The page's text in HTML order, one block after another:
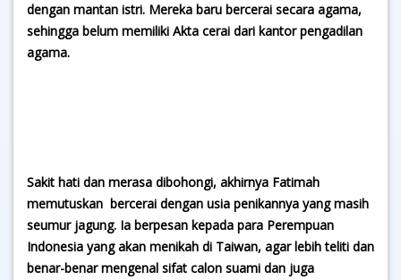
dengan mantan istri. Mereka baru bercerai secara agama,
sehingga belum memiliki Akta cerai dari kantor pengadilan
agama.
Sakit hati dan merasa dibohongi, akhirnya Fatimah
memutuskan bercerai dengan usia penikannya yang masih
seumur jagung. Ia berpesan kepada para Perempuan
Indonesia yang akan menikah di Taiwan, agar lebih teliti dan
benar-benar mengenal sifat calon suami dan juga